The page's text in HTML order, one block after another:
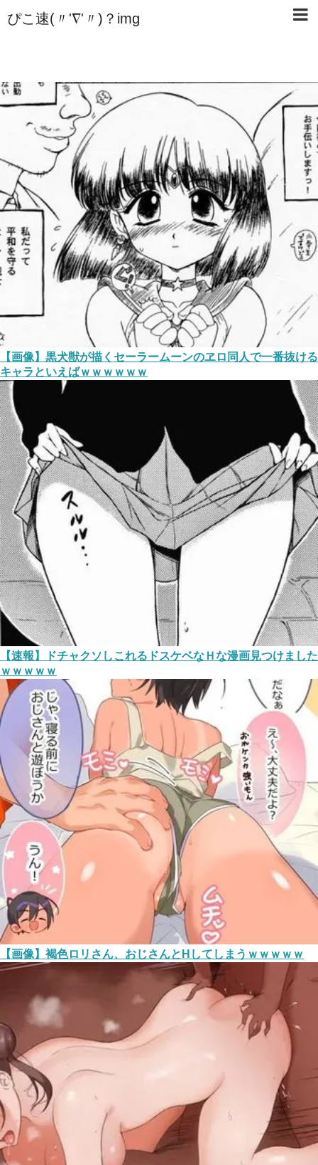
ぴこ速(〃'∇'〃)？img
【画像】黒犬獣が描くセーラームーンのヱロ同人で一番抜ける
キャラといえばｗｗｗｗｗｗ
【速報】ドチャクソしこれるドスケベなＨな漫画見つけました
ｗｗｗｗｗ
【画像】褐色ロリさん、おじさんとHしてしまうｗｗｗｗｗ